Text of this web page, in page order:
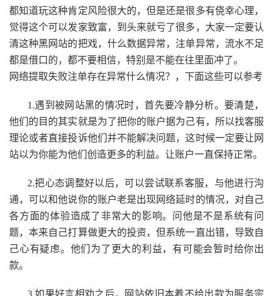
都知道玩这种肯定风险很大的，但是还是很多有侥幸心理，
觉得这个可以发家致富，到头来就亏了很多，大家一定要认
清这种黑网站的把戏，什么数据异常，注单异常，流水不足
都是借口的，都不要相信，特别是不能在往里面冲了。
网络提取失败注单存在异常什么情况？，下面这些可以参考
1.遇到被网站黑的情况时，首先要冷静分析。要清楚，
他们的目的其实就是为了把你的账户据为己有，所以找客服
理论或者直接投诉他们并不能解决问题，这时候一定要让网
站以为你能为他们创造更多的利益。让账户一直保持正常。
2.把心态调整好以后，可以尝试联系客服，与他进行沟
通，可以和他说你的账户老是出现网络延时的情况，对自己
各方面的体验造成了非常大的影响。问他是不是系统有问
题，本来自己打算做更大的投资，但系统一直出错，导致自
己心有疑虑。他们为了更大的利益，有可能会暂时给你出
款。
3.如果好言相劝之后，网站依旧本着不给出款为服务宗